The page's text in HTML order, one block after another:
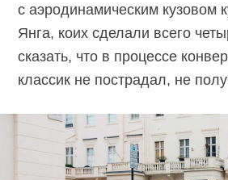
с аэродинамическим кузовом
Янга, коих сделали всего
сказать, что в процессе
классик не пострадал, не